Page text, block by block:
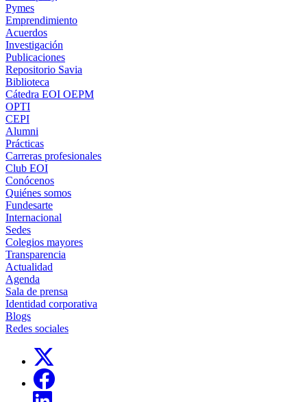
Pymes
Emprendimiento
Acuerdos
Investigación
Publicaciones
Repositorio Savia
Biblioteca
Cátedra EOI OEPM
OPTI
CEPI
Alumni
Prácticas
Carreras profesionales
Club EOI
Conócenos
Quiénes somos
Fundesarte
Internacional
Sedes
Colegios mayores
Transparencia
Actualidad
Agenda
Sala de prensa
Identidad corporativa
Blogs
Redes sociales
Links, Opens in this window
Links, Opens in this window